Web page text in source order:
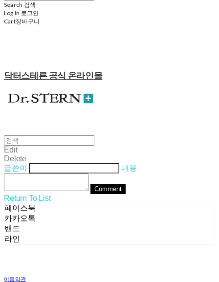
Search 검색
Log In 로그인
Cart장바구니
닥터스테른 공식 온라인몰
Edit
Delete
글쓴이
내용
Comment
Return To List
페이스북
카카오톡
밴드
라인
이용약관